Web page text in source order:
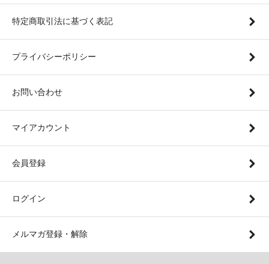
特定商取引法に基づく表記
プライバシーポリシー
お問い合わせ
マイアカウント
会員登録
ログイン
メルマガ登録・解除